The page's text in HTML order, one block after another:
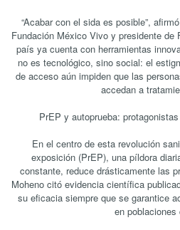
“Acabar con el sida es posible”,
Fundación México Vivo y presidente de
país ya cuenta con herramientas
no es tecnológico, sino social: el
de acceso aún impiden que las
accedan a
PrEP y autoprueba:
En el centro de esta revolución
exposición (PrEP), una píldora
constante, reduce drásticamente las
Moheno citó evidencia científica
su eficacia siempre que se garantice
en poblaciones